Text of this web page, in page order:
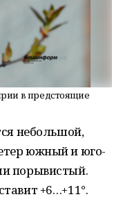
в предстоящие
небольшой,
южный и юго-
порывистый.
+6…+11°.